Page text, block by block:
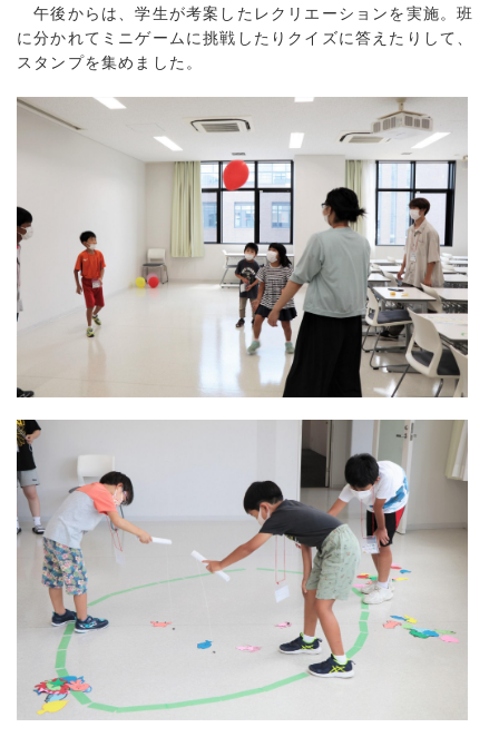
午後からは、学生が考案したレクリエーションを実施。班
に分かれてミニゲームに挑戦したりクイズに答えたりして、
スタンプを集めました。